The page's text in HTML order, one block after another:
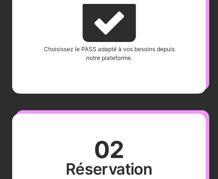
Choisissez le PASS adapté à vos besoins depuis
notre plateforme.
02
Réservation